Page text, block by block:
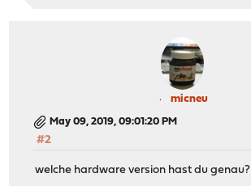
micneu
May 09, 2019, 09:01:20 PM
#2
welche hardware version hast du genau?